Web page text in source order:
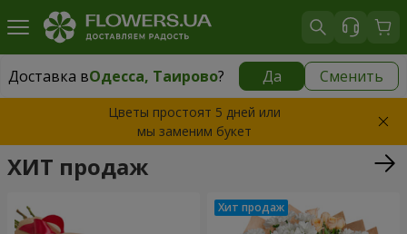
Доставка вОдесса, Таирово? Да Сменить
Доставка вОдесса, Таирово| бесплатно
Цветы простоят 5 дней или
мы заменим букет
ХИТ продаж